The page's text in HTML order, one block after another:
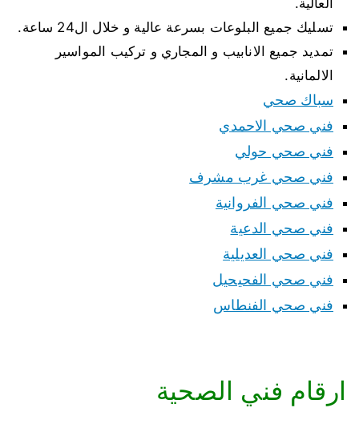
تسليك جميع البلوعات بسرعة عالية و خلال ال24 ساعة.
تمديد جميع الانابيب و المجاري و تركيب المواسير
الالمانية.
سباك صحي
فني صحي الاحمدي
فني صحي حولي
فني صحي غرب مشرف
فني صحي الفروانية
فني صحي الدعية
فني صحي العديلية
فني صحي الفحيحيل
فني صحي الفنطاس
ارقام فني الصحية